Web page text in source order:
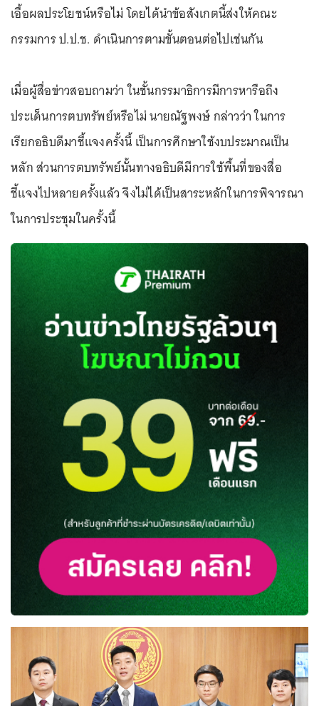
เอื้อผลประโยชน์หรือไม่ โดยได้นำข้อสังเกตนี้ส่งให้คณะ
กรรมการ ป.ป.ช. ดำเนินการตามขั้นตอนต่อไปเช่นกัน
เมื่อผู้สื่อข่าวสอบถามว่า ในชั้นกรรมาธิการมีการหารือถึง
ประเด็นการตบทรัพย์หรือไม่ นายณัฐพงษ์ กล่าวว่า ในการ
เรียกอธิบดีมาชี้แจงครั้งนี้ เป็นการศึกษาใช้งบประมาณเป็น
หลัก ส่วนการตบทรัพย์นั้นทางอธิบดีมีการใช้พื้นที่ของสื่อ
ชี้แจงไปหลายครั้งแล้ว จึงไม่ได้เป็นสาระหลักในการพิจารณา
ในการประชุมในครั้งนี้